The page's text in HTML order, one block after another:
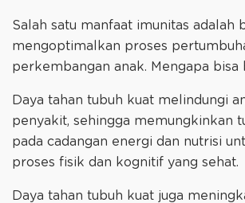
Salah satu manfaat imunitas adalah
mengoptimalkan proses
perkembangan anak. Mengapa bisa
Daya tahan tubuh kuat melindungi
penyakit, sehingga memungkinkan
pada cadangan energi dan nutrisi
proses fisik dan kognitif yang sehat.
Daya tahan tubuh kuat juga